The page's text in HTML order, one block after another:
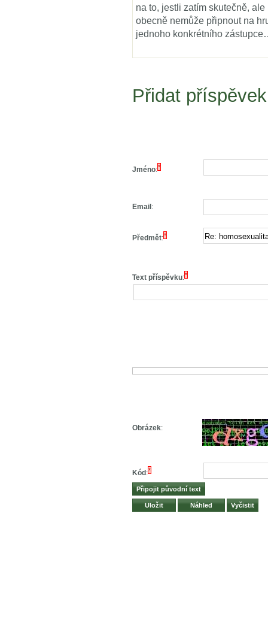
na to, jestli zatím skutečně,
obecně nemůže připnout na
jednoho konkrétního
Přidat
Jméno:*
Email :
Předmět:*
Text příspěvku:*
Obrázek:
Kód :*